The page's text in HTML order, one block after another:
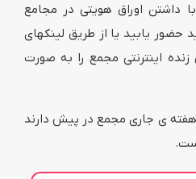
داشتن اوراق هویتی در مجامع
حضور یابید یا از طریق لینکهای
اینترنتی مجمع را به صورت
ی جاری مجمع در پیش دارند